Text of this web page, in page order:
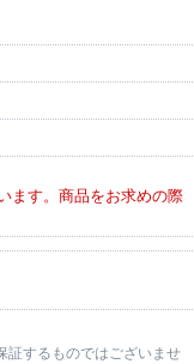
ます。商品をお求めの際
証するものではございませ